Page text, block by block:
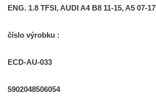
ENG. 1.8 TFSI, AUDI A4 B8 11-15, A5 07-17
číslo výrobku :
ECD-AU-033
5902048506054